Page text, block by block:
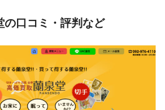
の口コミ・評判など